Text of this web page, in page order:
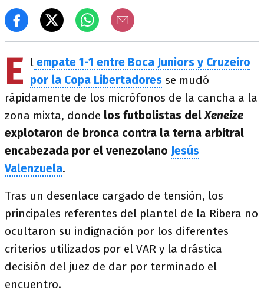
E l empate 1-1 entre Boca Juniors y Cruzeiro
por la Copa Libertadores se mudó
rápidamente de los micrófonos de la cancha a la
zona mixta, donde los futbolistas delXeneize
explotaron de bronca contra la terna arbitral
encabezada por el venezolano Jesús
Valenzuela.
Tras un desenlace cargado de tensión, los
principales referentes del plantel de la Ribera no
ocultaron su indignación por los diferentes
criterios utilizados por el VAR y la drástica
decisión del juez de dar por terminado el
encuentro.